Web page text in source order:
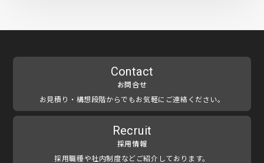
Contact
お問合せ
お見積り・構想段階からでもお気軽にご連絡ください。
Recruit
採用情報
採用職種や社内制度などご紹介しております。